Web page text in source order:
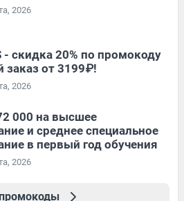
2026
- скидка 20% по промокоду
заказ от 3199₽!
2026
000 на высшее
и среднее специальное
в первый год обучения
2026